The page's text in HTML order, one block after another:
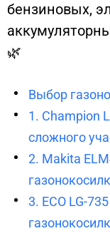
бензиновых,
🌿
Выбор
1. Champion
сложного
2. Makita
3. ECO LG-